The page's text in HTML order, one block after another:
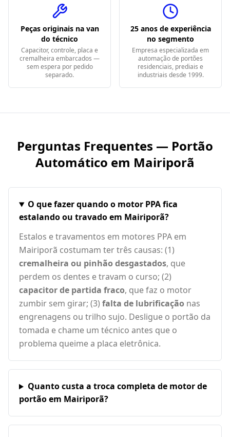
Peças originais na van
do técnico
Capacitor, controle, placa e
cremalheira embarcados —
sem espera por pedido
separado.
25 anos de experiência
no segmento
Empresa especializada em
automação de portões
residenciais, prediais e
industriais desde 1999.
Perguntas Frequentes — Portão
Automático em Mairiporã
O que fazer quando o motor PPA fica
estalando ou travado em Mairiporã?
Estalos e travamentos em motores PPA em
Mairiporã costumam ter três causas: (1)
cremalheira ou pinhão desgastados, que
perdem os dentes e travam o curso; (2)
capacitor de partida fraco, que faz o motor
zumbir sem girar; (3) falta de lubrificação nas
engrenagens ou trilho sujo. Desligue o portão da
tomada e chame um técnico antes que o
problema queime a placa eletrônica.
Quanto custa a troca completa de motor de
portão em Mairiporã?